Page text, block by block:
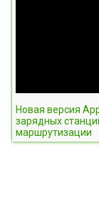
Новая версия
зарядных
маршрутизации